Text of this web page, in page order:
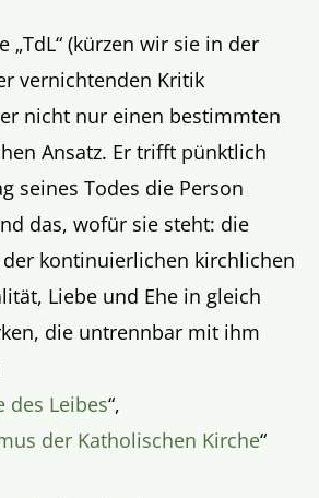
„TdL“ (kürzen wir sie in der
vernichtenden Kritik
nicht nur einen bestimmten
Ansatz. Er trifft pünktlich
seines Todes die Person
das, wofür sie steht: die
kontinuierlichen kirchlichen
Liebe und Ehe in gleich
die untrennbar mit ihm
des Leibes“,
der Katholischen Kirche“